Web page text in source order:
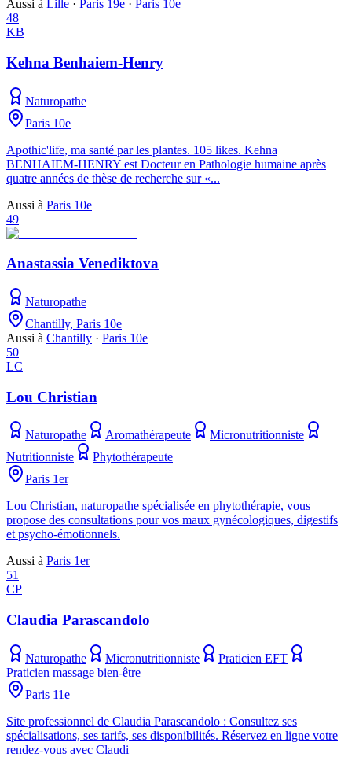
Aussi à Lille · Paris 19e · Paris 10e
48
KB
Kehna Benhaiem-Henry
Naturopathe
Paris 10e
Apothic'life, ma santé par les plantes. 105 likes. Kehna
BENHAIEM-HENRY est Docteur en Pathologie humaine après
quatre années de thèse de recherche sur «...
Aussi à Paris 10e
49
Anastassia Venediktova
Naturopathe
Chantilly, Paris 10e
Aussi à Chantilly · Paris 10e
50
LC
Lou Christian
Naturopathe Aromathérapeute
Micronutritionniste
Nutritionniste
Phytothérapeute
Paris 1er
Lou Christian, naturopathe spécialisée en phytothérapie, vous
propose des consultations pour vos maux gynécologiques, digestifs
et psycho-émotionnels.
Aussi à Paris 1er
51
CP
Claudia Parascandolo
Naturopathe Micronutritionniste
Praticien EFT
Praticien massage bien-être
Paris 11e
Site professionnel de Claudia Parascandolo : Consultez ses
spécialisations, ses tarifs, ses disponibilités. Réservez en ligne votre
rendez-vous avec Claudi